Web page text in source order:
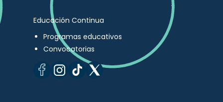
Educación Continua
Programas educativos
Convocatorias